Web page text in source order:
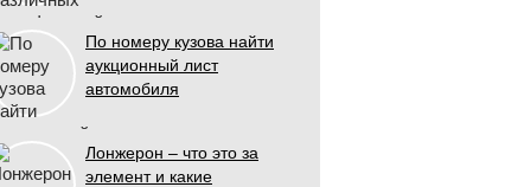
По номеру кузова найти
аукционный лист
автомобиля
Лонжерон – что это за
элемент и какие